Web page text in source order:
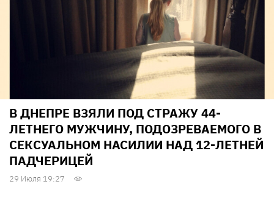
В ДНЕПРЕ ВЗЯЛИ ПОД СТРАЖУ 44-
ЛЕТНЕГО МУЖЧИНУ, ПОДОЗРЕВАЕМОГО В
СЕКСУАЛЬНОМ НАСИЛИИ НАД 12-ЛЕТНЕЙ
ПАДЧЕРИЦЕЙ
29 Июля 19:27